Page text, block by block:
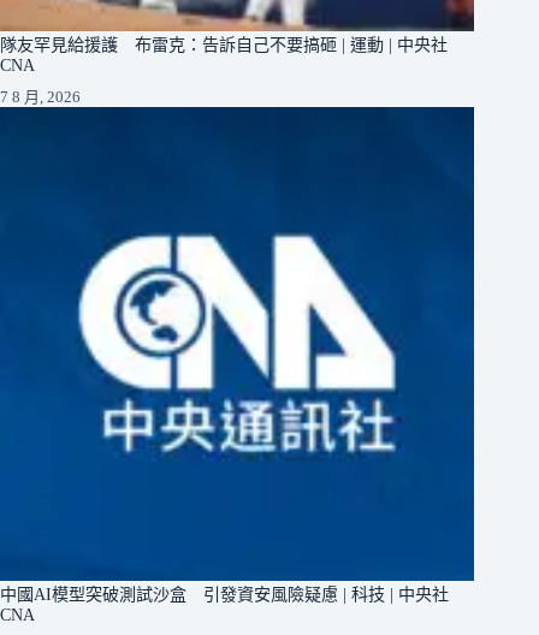
隊友罕見給援護 布雷克：告訴自己不要搞砸 | 運動 | 中央社
CNA
7 8 月, 2026
中國AI模型突破測試沙盒 引發資安風險疑慮 | 科技 | 中央社
CNA